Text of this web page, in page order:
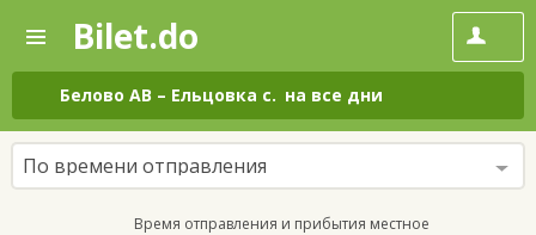
—
Поиск
и
покупка
билетов
на
автобус
онлайн
Bilet.do
Белово АВ – Ельцовка с. на все дни
По времени отправления
Время отправления и прибытия местное